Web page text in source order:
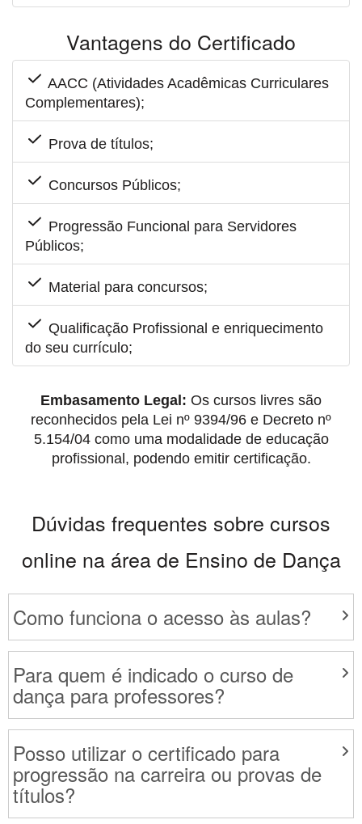
Vantagens do Certificado
AACC (Atividades Acadêmicas Curriculares
Complementares);
Prova de títulos;
Concursos Públicos;
Progressão Funcional para Servidores
Públicos;
Material para concursos;
Qualificação Profissional e enriquecimento
do seu currículo;
Embasamento Legal: Os cursos livres são
reconhecidos pela Lei nº 9394/96 e Decreto nº
5.154/04 como uma modalidade de educação
profissional, podendo emitir certificação.
Dúvidas frequentes sobre cursos
online na área de Ensino de Dança
Como funciona o acesso às aulas?
Para quem é indicado o curso de
dança para professores?
Posso utilizar o certificado para
progressão na carreira ou provas de
títulos?